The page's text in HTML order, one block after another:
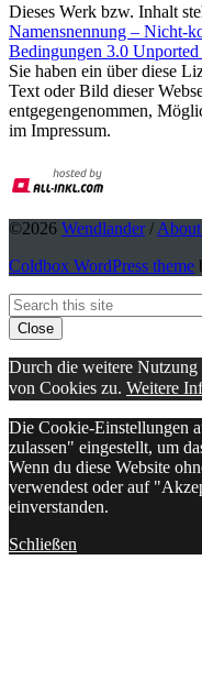
Dieses Werk bzw. Inhalt
Namensnennung – Nicht-
Bedingungen 3.0
Sie haben ein über diese
Text oder Bild dieser
entgegengenommen,
im Impressum.
©2026 Wendlander/
Coldbox WordPress theme
Back
To
Top
Search
Close
Durch die weitere Nutzung
von Cookies zu. Weitere
Die Cookie-Einstellungen
zulassen" eingestellt, um
Wenn du diese Website
verwendest oder auf
einverstanden.
Schließen